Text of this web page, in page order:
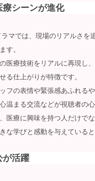
療シーンが進化
マでは、現場のリアルさを
す。
医療技術をリアルに再現し
る仕上がりが特徴です。
フの表情や緊張感あふれる
温まる交流などが視聴者の心
医療に興味を持つ人だけで
な学びと感動を与えていると
が活躍